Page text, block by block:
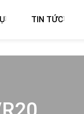
TIN TỨC